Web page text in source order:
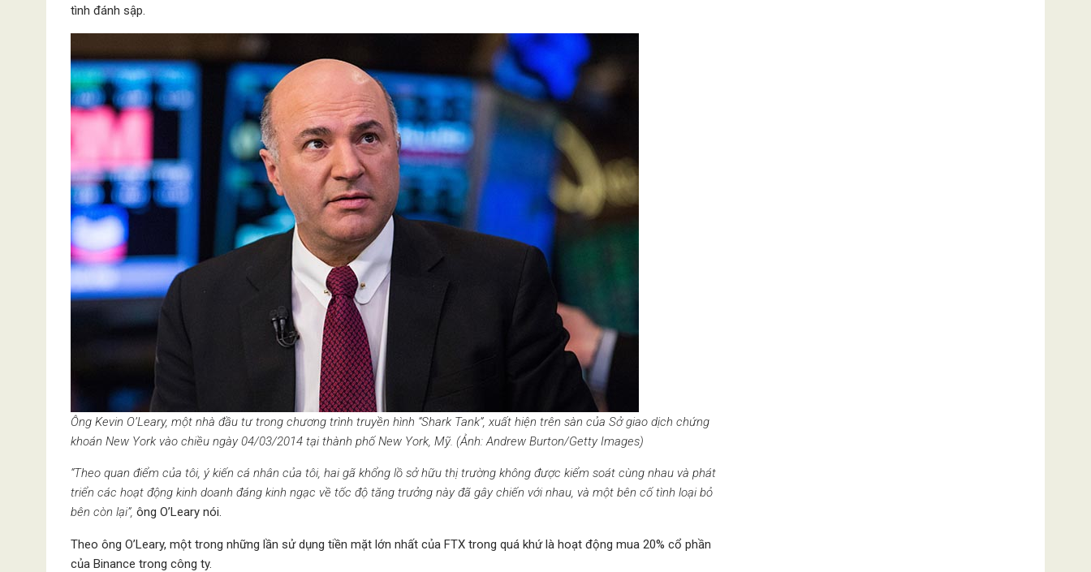
tình đánh sập.
Ông Kevin O’Leary, một nhà đầu tư trong chương trình truyền hình “Shark Tank”, xuất hiện trên sàn của Sở giao dịch chứng
khoán New York vào chiều ngày 04/03/2014 tại thành phố New York, Mỹ. (Ảnh: Andrew Burton/Getty Images)
“Theo quan điểm của tôi, ý kiến cá nhân của tôi, hai gã khổng lồ sở hữu thị trường không được kiểm soát cùng nhau và phát
triển các hoạt động kinh doanh đáng kinh ngạc về tốc độ tăng trưởng này đã gây chiến với nhau, và một bên cố tình loại bỏ
bên còn lại”, ông O’Leary nói.
Theo ông O’Leary, một trong những lần sử dụng tiền mặt lớn nhất của FTX trong quá khứ là hoạt động mua 20% cổ phần
của Binance trong công ty.